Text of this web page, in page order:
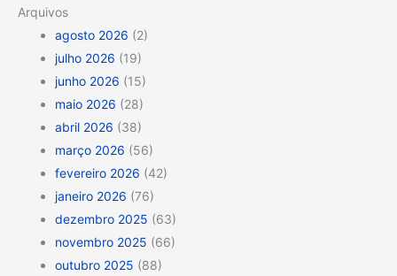
Arquivos
agosto 2026 (2)
julho 2026 (19)
junho 2026 (15)
maio 2026 (28)
abril 2026 (38)
março 2026 (56)
fevereiro 2026 (42)
janeiro 2026 (76)
dezembro 2025 (63)
novembro 2025 (66)
outubro 2025 (88)